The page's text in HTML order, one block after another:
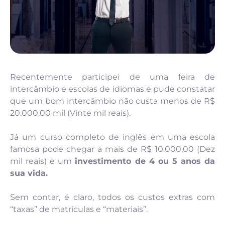
Recentemente participei de uma feira de
intercâmbio e escolas de idiomas e pude constatar
que um bom intercâmbio não custa menos de R$
20.000,00 mil (Vinte mil reais).
Já um curso completo de inglês em uma escola
famosa pode chegar a mais de R$ 10.000,00 (Dez
mil reais) e um investimento de 4 ou 5 anos da
sua vida.
Sem contar, é claro, todos os custos extras com
“taxas” de matrículas e “materiais”.